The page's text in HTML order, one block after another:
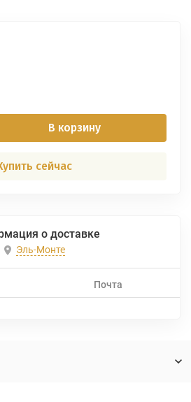
В корзину
сейчас
о доставке
Эль-Монте
Почта